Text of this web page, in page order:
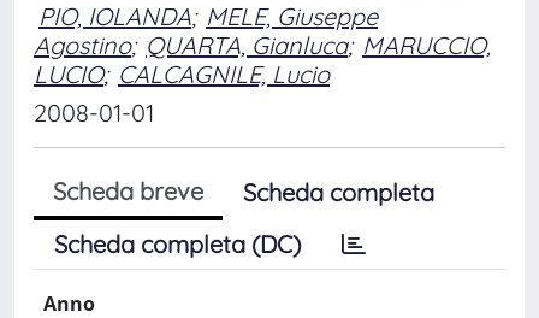
PIO, IOLANDA; MELE, Giuseppe
Agostino; QUARTA, Gianluca; MARUCCIO,
LUCIO; CALCAGNILE, Lucio
2008-01-01
Scheda breve
Scheda completa
Scheda completa (DC)
Anno